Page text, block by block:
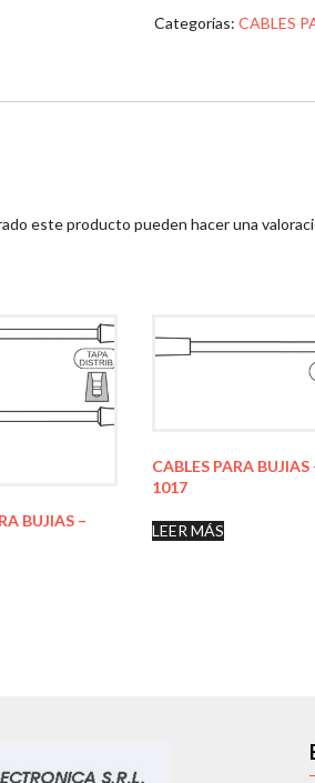
Categorías:CABLES
este producto pueden hacer una
BUJIAS –
CABLES PARA BUJIAS
1017
LEER MÁS